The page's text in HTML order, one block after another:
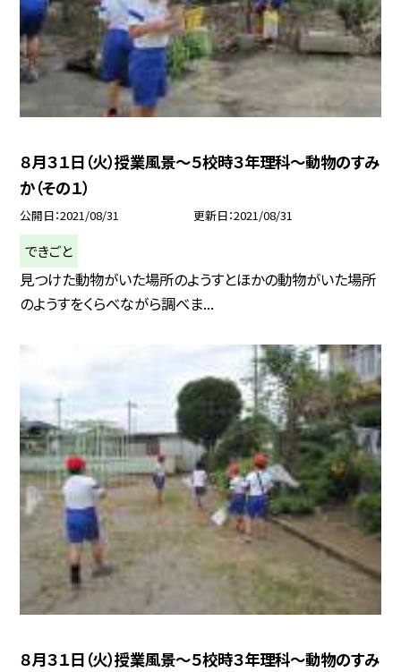
８月３１日（火）授業風景〜５校時３年理科〜動物のすみ
か（その１）
公開日 2021/08/31 更新日 2021/08/31
できごと
見つけた動物がいた場所のようすとほかの動物がいた場所
のようすをくらべながら調べま...
８月３１日（火）授業風景〜５校時３年理科〜動物のすみ